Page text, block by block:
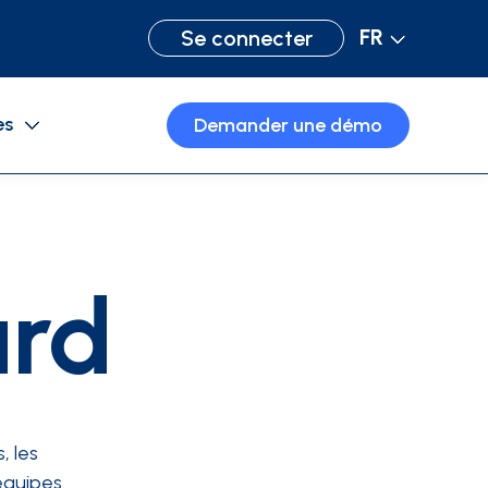
Se connecter FR
Demander une démo
les